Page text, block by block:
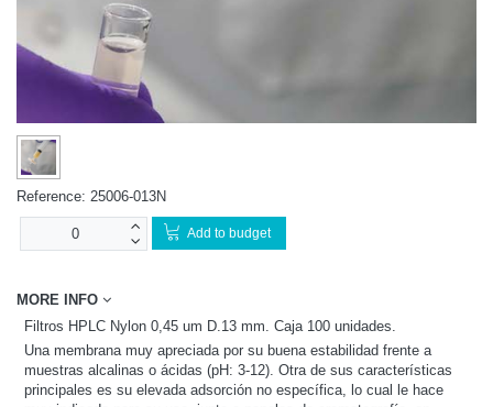
Reference: 25006-013N
Add to budget
MORE INFO
Filtros HPLC Nylon 0,45 um D.13 mm. Caja 100 unidades.
Una membrana muy apreciada por su buena estabilidad frente a
muestras alcalinas o ácidas (pH: 3-12). Otra de sus características
principales es su elevada adsorción no específica, lo cual le hace